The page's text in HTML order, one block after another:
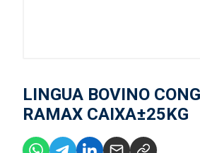
LINGUA BOVINO
RAMAX CAIXA±25KG